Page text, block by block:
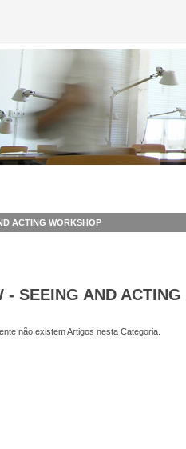
ACTING WORKSHOP
- SEEING AND
não existem Artigos nesta Categoria.